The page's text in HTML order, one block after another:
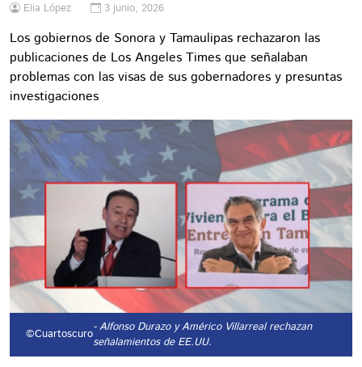
Elia López 3 junio, 2026
Los gobiernos de Sonora y Tamaulipas rechazaron las
publicaciones de Los Angeles Times que señalaban
problemas con las visas de sus gobernadores y presuntas
investigaciones
©Cuartoscuro- Alfonso Durazo y Américo Villarreal rechazan
señalamientos de EE.UU.